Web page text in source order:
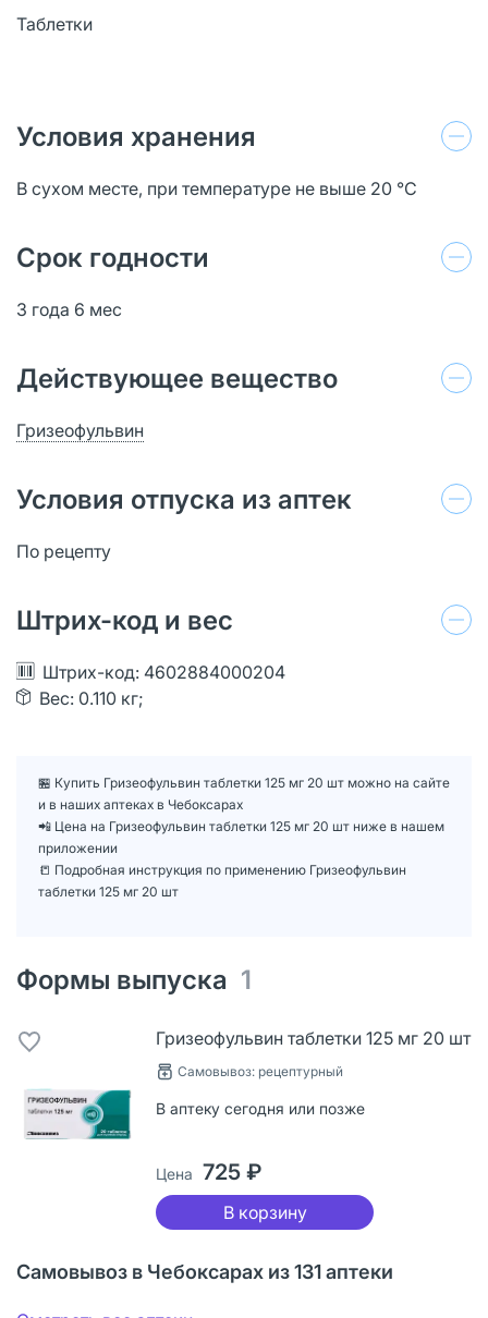
Таблетки
Условия хранения
В сухом месте, при температуре не выше 20 °C
Срок годности
3 года 6 мес
Действующее вещество
Гризеофульвин
Условия отпуска из аптек
По рецепту
Штрих-код и вес
Штрих-код: 4602884000204
Вес: 0.110 кг;
🏪 Купить Гризеофульвин таблетки 125 мг 20 шт можно на сайте
и в наших аптеках в Чебоксарах
📲 Цена на Гризеофульвин таблетки 125 мг 20 шт ниже в нашем
приложении
📒 Подробная инструкция по применению Гризеофульвин
таблетки 125 мг 20 шт
Формы выпуска 1
Гризеофульвин таблетки 125 мг 20 шт
Самовывоз: рецептурный
В аптеку сегодня или позже
Цена 725 ₽
В корзину
Самовывоз в Чебоксарах из 131 аптеки